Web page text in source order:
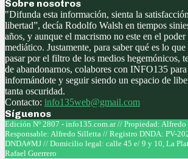
Sobre nosotros
"Difunda esta información, sienta la
libertad”, decía Rodolfo Walsh en tiempos
años, y aunque el macrismo no este en el
mediático. Justamente, para saber qué es lo que
pasar por el filtro de los medios hegemónicos,
de abandonarnos, colabores con INFO135
informándote y seguir siendo un espacio de
tanta oscuridad.
Contacto: info135web@gmail.com
Síguenos
Facebook
Twitter
Instagram
Youtube
Edición Nº 2807 - info135.com.ar // Propiedad:
Responsable: Alfredo Silletta // Registro DNDA: PV-
DNDA#MJ // Domicilio legal: calle 45 e/ 9 y 10, La
Rafael Guerrero